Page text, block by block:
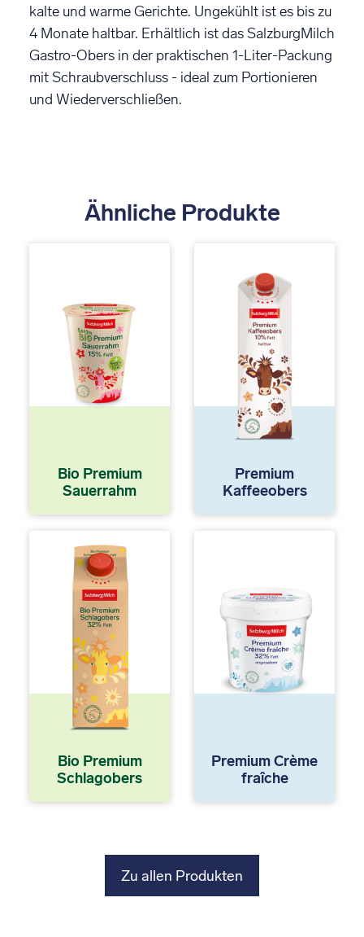
kalte und warme Gerichte. Ungekühlt ist es bis zu
4 Monate haltbar. Erhältlich ist das SalzburgMilch
Gastro-Obers in der praktischen 1-Liter-Packung
mit Schraubverschluss - ideal zum Portionieren
und Wiederverschließen.
Ähnliche Produkte
Bio Premium
Sauerrahm
Premium
Kaffeeobers
Bio Premium
Schlagobers
Premium Crème
fraîche
Zu allen Produkten